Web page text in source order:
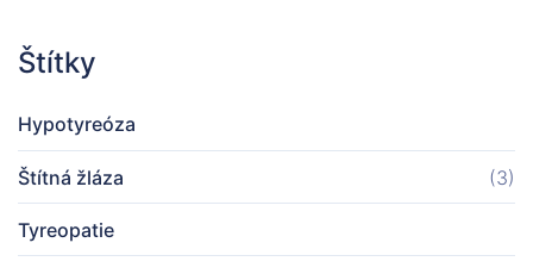
Štítky
Hypotyreóza
Štítná žláza (3)
Tyreopatie